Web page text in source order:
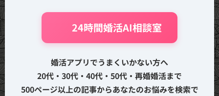
🤖 24時間婚活AI相談室
婚活アプリでうまくいかない方へ
20代・30代・40代・50代・再婚婚活まで
500ページ以上の記事からあなたのお悩みを検索で